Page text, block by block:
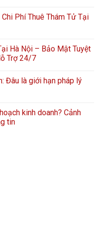
Phí Thuê Thám Tử Tại
Hà Nội – Bảo Mật Tuyệt
Trợ 24/7
Đâu là giới hạn pháp lý
kinh doanh? Cảnh
tin